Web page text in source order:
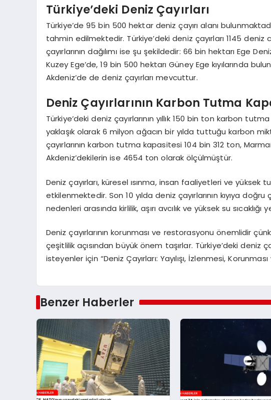
Türkiye’deki Deniz Çayırları
Türkiye’de 95 bin 500 hektar deniz çayırı alanı
tahmin edilmektedir. Türkiye’deki deniz çayırları 1145
çayırlarının dağılımı ise şu şekildedir: 66 bin hektarı Ege
Kuzey Ege’de, 19 bin 500 hektarı Güney Ege kıyılarında
Akdeniz’de de deniz çayırları mevcuttur.
Deniz Çayırlarının Karbon Tutma
Türkiye’deki deniz çayırlarının yıllık 150 bin ton karbon
yaklaşık olarak 6 milyon ağacın bir yılda tuttuğu karbon
çayırlarının karbon tutma kapasitesi 104 bin 312 ton,
Akdeniz’dekilerin ise 4654 ton olarak ölçülmüştür.
Deniz çayırları, küresel ısınma, insan faaliyetleri ve
etkilenmektedir. Son 10 yılda deniz çayırlarının kıyıya
nedenleri arasında kirlilik, aşırı avcılık ve yüksek su sıcaklığı
Deniz çayırlarının korunması ve restorasyonu önemlidir
çeşitlilik açısından büyük önem taşırlar. Türkiye’deki deniz
isteyenler için “Deniz Çayırları: Yayılışı, İzlenmesi,
Benzer Haberler